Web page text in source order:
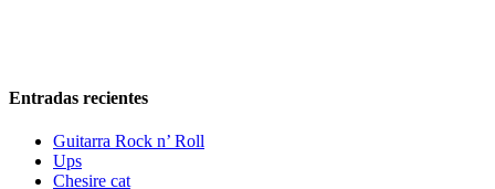
Entradas recientes
Guitarra Rock n’ Roll
Ups
Chesire cat